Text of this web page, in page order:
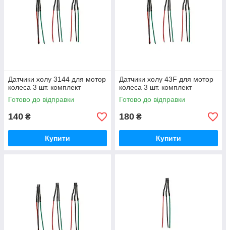
Датчики холу 3144 для мотор
колеса 3 шт. комплект
Готово до відправки
140 ₴
Купити
Датчики холу 43F для мотор
колеса 3 шт. комплект
Готово до відправки
180 ₴
Купити